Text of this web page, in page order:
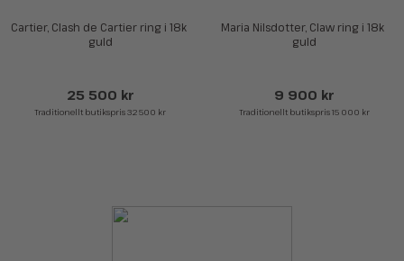
Cartier, Clash de Cartier ring i 18k
guld
25 500 kr
Traditionellt butikspris 32 500 kr
Maria Nilsdotter, Claw ring i 18k
guld
9 900 kr
Traditionellt butikspris 15 000 kr